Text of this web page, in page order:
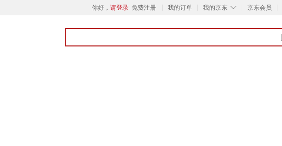
你好， 请登录 免费注册 我的订单 ◇
我的京东 京东会员